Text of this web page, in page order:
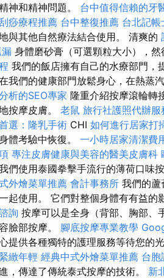
神和精神問題。 台中值得信賴的牙
痧療程推薦 台中整復推薦 台北記帳
與其他自然療法結合使用。 清爽的
身體磨砂膏（可選顆粒大小），
我們的飯店擁有自己的水療部門，
我們的健康部門放鬆身心，在熱蒸
析的SEO專家 隆重介紹按摩滾輪轉
按摩皮膚。 老鼠 旅行社護照代辦服
選：隆乳手術 CHI 如何進行居家打
體考驗中恢復。 一小時居家清潔費
專注皮膚健康與美容的醫美皮膚科
們使用泰國拳擊手流行的薄荷口味
外燴菜單推薦 會計事務所 我們的蘆
起使用。 它們對整個身體有有益的
詢 按摩可以是全身（背部、胸部、
臉部按摩。 腳底按摩專業教學
提供各種獨特的護理服務等待您的
緻年輕 經典中式外燴菜單推薦 台胞
，傳達了傳統泰式按摩的技術。 新